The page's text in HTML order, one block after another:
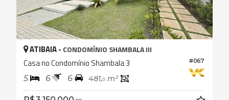
#067
ATIBAIA - CONDOMÍNIO SHAMBALA III
Casa no Condomínio Shambala 3
5 6 6 481,0 m²